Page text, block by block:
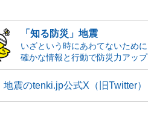
「知る防災」地震
いざという時にあわてないために
確かな情報と行動で防災力アップ
地震のtenki.jp公式X（旧Twitter）